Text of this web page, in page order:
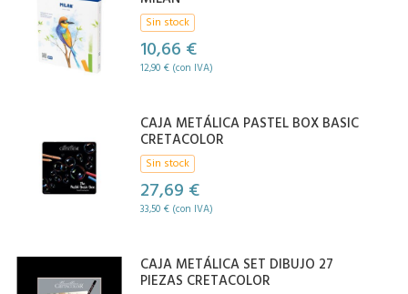
Sin stock
10,66 €
12,90 € (con IVA)
CAJA METÁLICA PASTEL BOX BASIC
CRETACOLOR
Sin stock
27,69 €
33,50 € (con IVA)
CAJA METÁLICA SET DIBUJO 27
PIEZAS CRETACOLOR